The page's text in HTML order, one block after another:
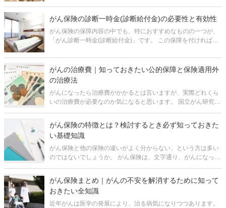
がん保険は入っておいた方がよい保険の1つと言えますが、毎
月の保険料負担が
がん保険の診断一時金(診断給付金)の必要性と有効性
がん保険の保障内容の中でも、特におすすめなものの一つが、
「がん診断一時金(診断給付金)」です。 この保障を付ければ、
もどんな用途にも使えるからです。 一方で、がん診断一時金の
保障を付けると
がんの治療費｜知っておきたい公的保障と保険適用外
の治療法
がんになったら治療費がかかるとは言いますが、実際どれくら
いの治療費が必要なのか気になると思います。 国立がん研究セ
年）によると、男性は62%、女性は46%の確率でがんになると
いわれています。こ
がん保険の特徴とは？検討するとき必ず知っておきた
い基礎知識
がん保険と他の保険の違いがよく分からない、という方は多い
のではないでしょうか。 がん保険は、文字通り、がんになった
金が掛かるので、がん専門の保険が販売されているのです。 ま
た、他の病気に比
がん保険まとめ｜がんの不安を解消するために知って
おきたい全知識
近年がんは医学の発展により、治る病気になりつつあります。